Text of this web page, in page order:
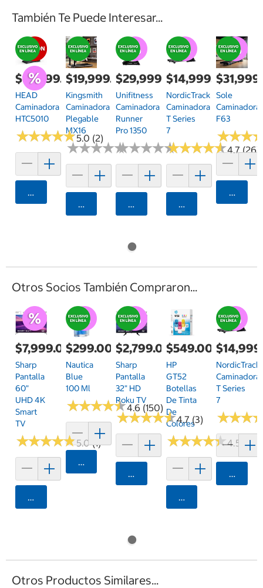
También Te Puede Interesar...
$16,999.00
HEAD
Caminadora
HTC5010
★★★★★
★★★★★5.0 (2)
Agregar
$19,999.00
Kingsmith
Caminadora
Plegable
MX16
★★★★★
★★★★★
Agregar
$29,999.00
Unifitness
Caminadora
Runner
Pro 1350
★★★★★
★★★★★
Agregar
$14,999.00
NordicTrack
Caminadora
T Series
7
★★★★★
★★★★★4.7 (26)
Agregar
Sole
Caminadora
F63
★★★
★★★
Otros Socios También Compraron...
$7,999.00
Sharp
Pantalla
60"
UHD 4K
Smart
TV
★★★★★
★★★★★5.0 (1)
Agregar
$299.00
Nautica
Blue
100 Ml
★★★★★
★★★★★4.6 (150)
Agregar
$2,799.00
Sharp
Pantalla
32" HD
Roku TV
★★★★★
★★★★★4.7 (3)
Agregar
$549.00
HP
GT52
Botellas
De Tinta
De
Colores
★★★★★
★★★★★4.5 (2)
Agregar
NordicTrack
Caminadora
T Series
7
★★★
★★★
Otros Productos Similares...